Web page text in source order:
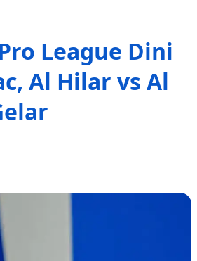
League Dini
Al Hilar vs Al